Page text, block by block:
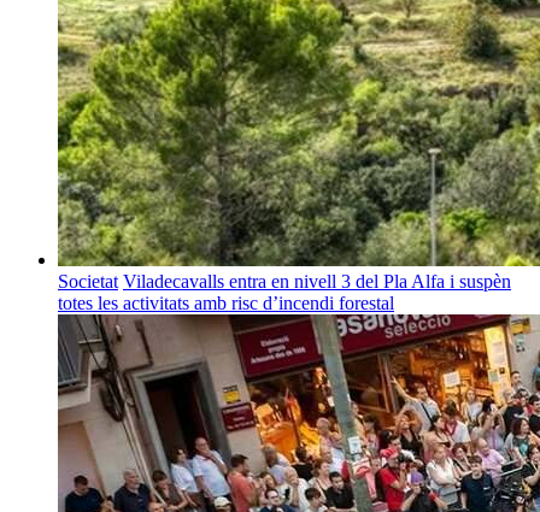
Societat Viladecavalls entra en nivell 3 del Pla Alfa i suspèn
totes les activitats amb risc d’incendi forestal